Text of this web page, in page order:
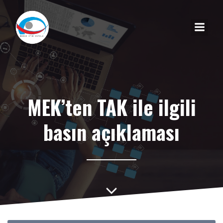
MEK’ten TAK ile ilgili
basın açıklaması